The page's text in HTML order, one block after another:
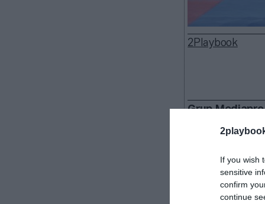
If you wish
sensitive
confirm
continue
2Playbook
Grup Mediapro
audiovisual del
Mediapro
eventos
30